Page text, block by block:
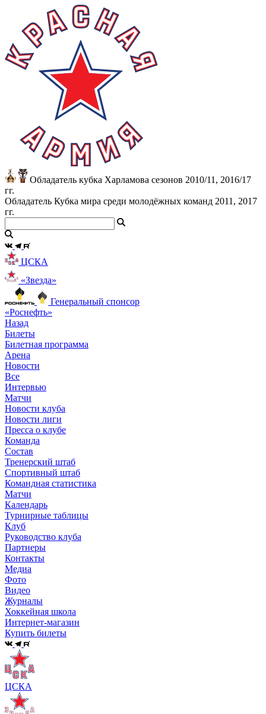
Обладатель кубка Харламова сезонов 2010/11, 2016/17
гг.
Обладатель Кубка мира среди молодёжных команд 2011, 2017
гг.
ЦСКА
«Звезда»
Генеральный спонсор
«Роснефть»
Назад
Билеты
Билетная программа
Арена
Новости
Все
Интервью
Матчи
Новости клуба
Новости лиги
Пресса о клубе
Команда
Состав
Тренерский штаб
Спортивный штаб
Командная статистика
Матчи
Календарь
Турнирные таблицы
Клуб
Руководство клуба
Партнеры
Контакты
Медиа
Фото
Видео
Журналы
Хоккейная школа
Интернет-магазин
Купить билеты
ЦСКА